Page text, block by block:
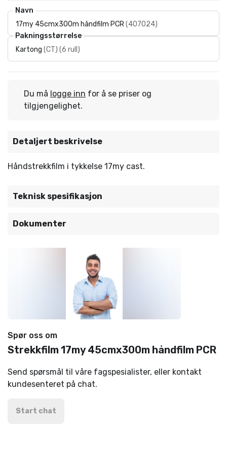
Navn
17my 45cmx300m håndfilm PCR(407024)
Pakningsstørrelse
Kartong (CT) (6 rull )
Du må logge inn for å se priser og
tilgjengelighet.
Detaljert beskrivelse
Håndstrekkfilm i tykkelse 17my cast.
Teknisk spesifikasjon
Dokumenter
Spør oss om
Strekkfilm 17my 45cmx300m håndfilm PCR
Send spørsmål til våre fagspesialister, eller kontakt
kundesenteret på chat.
Start chat